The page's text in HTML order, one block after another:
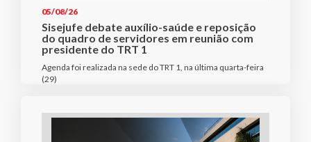
05/08/26
Sisejufe debate auxílio-saúde e reposição
do quadro de servidores em reunião com
presidente do TRT 1
Agenda foi realizada na sede do TRT 1, na última quarta-feira
(29)